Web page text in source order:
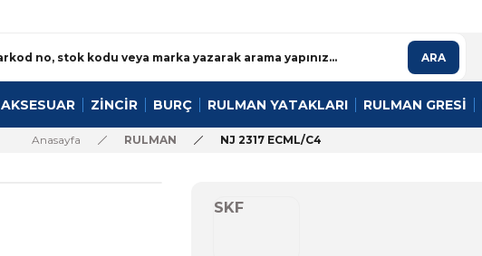
ARA
AKSESUAR ZİNCİR BURÇ RULMAN YATAKLARI RULMAN GRESİ
Anasayfa RULMAN NJ 2317 ECML/C4
SKF